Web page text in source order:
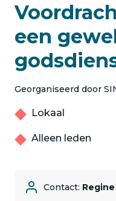
een
Georganiseerd door
Lokaal
Alleen leden
Contact: